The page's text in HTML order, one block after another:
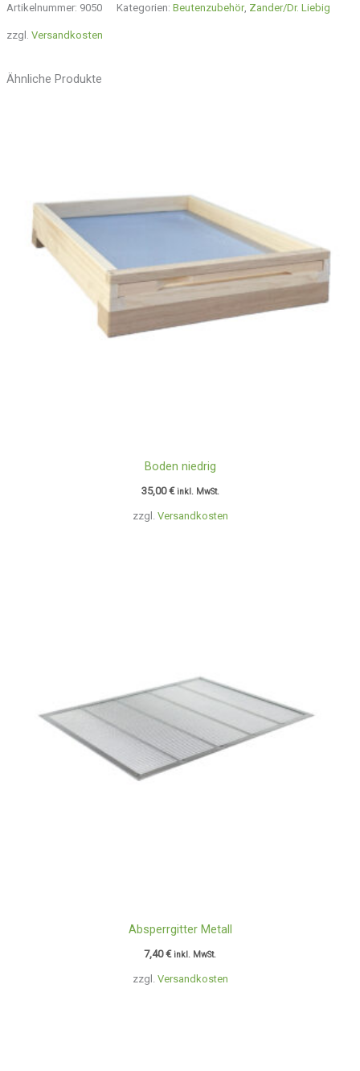
Artikelnummer: 9050 Kategorien: Beutenzubehör, Zander/Dr. Liebig
zzgl. Versandkosten
Ähnliche Produkte
zzgl. Versandkosten
Boden niedrig
35,00€ inkl. MwSt.
zzgl. Versandkosten
Absperrgitter Metall
7,40€ inkl. MwSt.